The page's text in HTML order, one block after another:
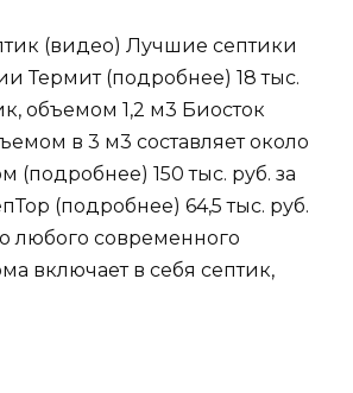
(видео) Лучшие септики
Термит (подробнее) 18 тыс.
объемом 1,2 м3 Биосток
в 3 м3 составляет около
(подробнее) 150 тыс. руб. за
(подробнее) 64,5 тыс. руб.
любого современного
включает в себя септик,